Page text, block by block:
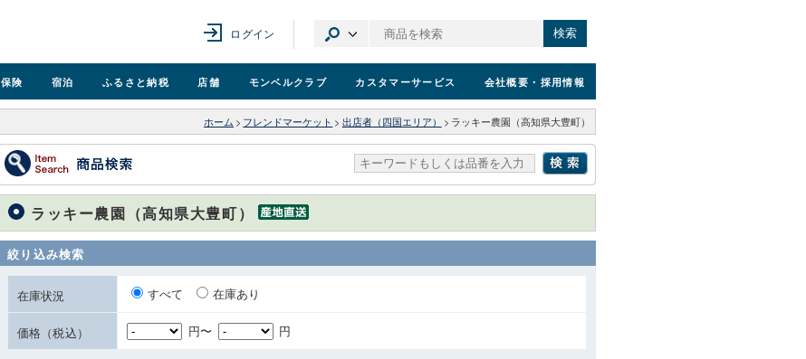
ログイン 検索
保険 宿泊 ふるさと納税 店舗 モンベルクラブ カスタマーサービス 会社概要 ・採用情報
ホーム > フレンドマーケット > 出店者（四国エリア） > ラッキー農園（高知県大豊町）
ラッキー農園（高知県大豊町）
絞り込み検索
在庫状況 すべて 在庫あり
価格（税込） 円〜 円